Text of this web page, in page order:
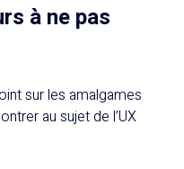
à ne pas
sur les amalgames
au sujet de l’UX